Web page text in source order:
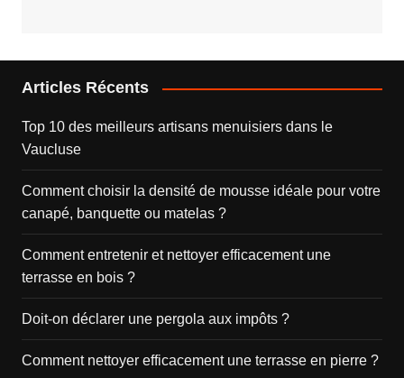
Articles Récents
Top 10 des meilleurs artisans menuisiers dans le
Vaucluse
Comment choisir la densité de mousse idéale pour votre
canapé, banquette ou matelas ?
Comment entretenir et nettoyer efficacement une
terrasse en bois ?
Doit-on déclarer une pergola aux impôts ?
Comment nettoyer efficacement une terrasse en pierre ?